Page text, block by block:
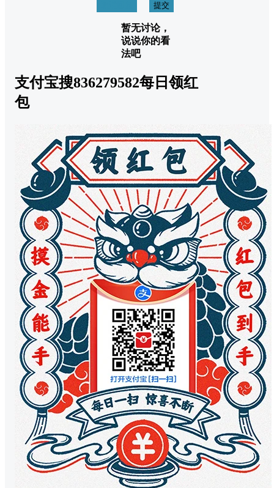
提交
暂无讨论，
说说你的看
法吧
支付宝搜836279582每日领红
包